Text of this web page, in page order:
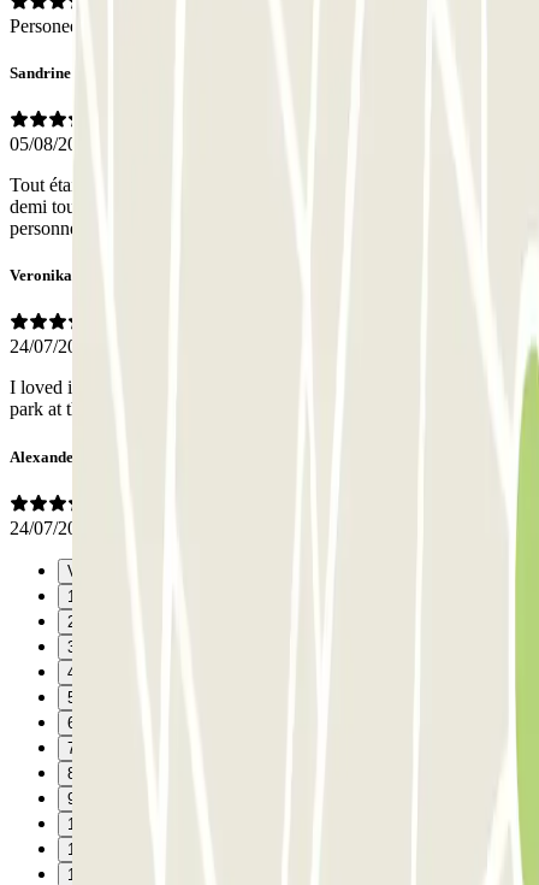
Personeel
Sandrine
05/08/2026
Tout était parfait. C'est juste la taille des places, l'espace pour faire
demi tour et la pente d'accès qui sont très très limite. Sinon le
personnel top top top !
Veronika
24/07/2026
I loved it and if i ever come back to France and Paris i will surtaly
park at the same place. it felt safe to have the car there.
Alexander
24/07/2026
Vorige
1
2
3
4
5
6
7
8
9
10
11
12